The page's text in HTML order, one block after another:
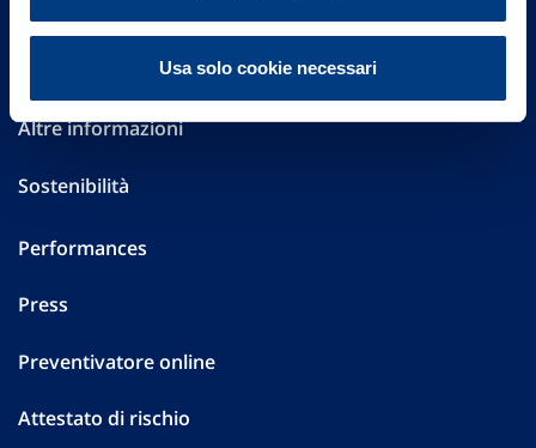
Usa solo cookie necessari
Governance
Investor Relations
Altre informazioni
Sostenibilità
Performances
Press
Preventivatore online
Attestato di rischio